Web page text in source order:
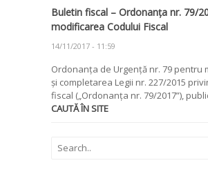
Buletin fiscal – Ordonanța nr. 79/
modificarea Codului Fiscal
14/11/2017 - 11:59
Ordonanța de Urgență nr. 79 pentru
și completarea Legii nr. 227/2015
fiscal („Ordonanța nr. 79/2017”),
CAUTĂ ÎN SITE